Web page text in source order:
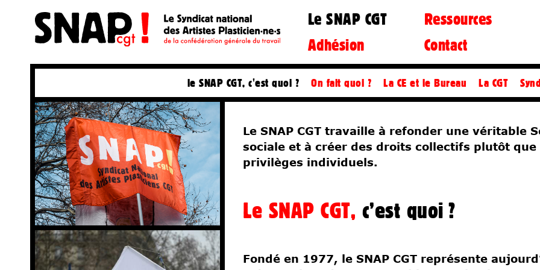
Le SNAP CGT
le SNAP CGT, c'est quoi ? On fait quoi ? La CE et le Bureau La CGT
Adhésion
Ressources
Publications Podcasts Fiches pratiques Document d'orientation
Contact
Communiqués Droits sociaux Droits d’auteurs Solidarités Fiscalité Libertés
Le SNAP CGT travaille à refonder une véritable
sociale et à créer des droits collectifs plutôt que
privilèges individuels.
Le SNAP CGT, c’est quoi ?
Fondé en 1977, le SNAP CGT représente